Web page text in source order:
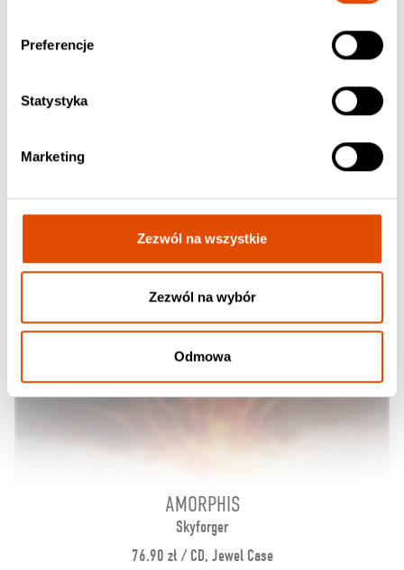
Preferencje
Statystyka
Marketing
Zezwól na wszystkie
Zezwól na wybór
Odmowa
AMORPHIS
Skyforger
76.90 zł / CD, Jewel Case